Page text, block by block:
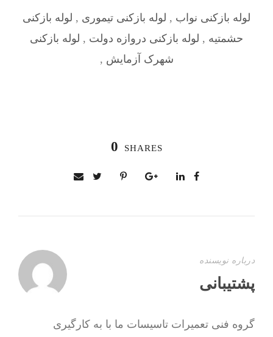
لوله بازکنی نواب , لوله بازکنی تیموری , لوله بازکنی
حشمتیه , لوله بازکنی دروازه دولت , لوله بازکنی
شهرک آزمایش ,
0 SHARES
درباره نویسنده
پشتیبانی
گروه فنی تعمیرات تاسیسات ما با به‌ کارگیری